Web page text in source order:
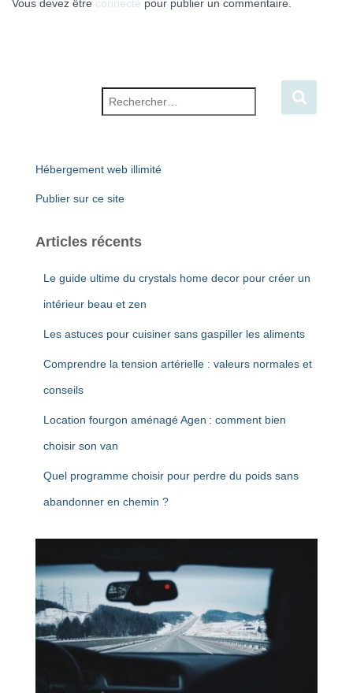
Vous devez être connecté pour publier un commentaire.
Hébergement web illimité
Publier sur ce site
Articles récents
Le guide ultime du crystals home decor pour créer un
intérieur beau et zen
Les astuces pour cuisiner sans gaspiller les aliments
Comprendre la tension artérielle : valeurs normales et
conseils
Location fourgon aménagé Agen : comment bien
choisir son van
Quel programme choisir pour perdre du poids sans
abandonner en chemin ?